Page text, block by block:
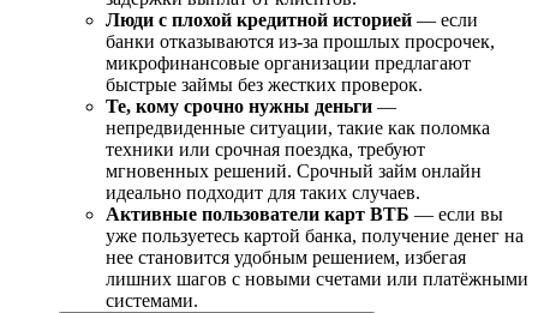
Люди с плохой кредитной историей — если
банки отказываются из-за прошлых просрочек,
микрофинансовые организации предлагают
быстрые займы без жестких проверок.
Те, кому срочно нужны деньги —
непредвиденные ситуации, такие как поломка
техники или срочная поездка, требуют
мгновенных решений. Срочный займ онлайн
идеально подходит для таких случаев.
Активные пользователи карт ВТБ — если вы
уже пользуетесь картой банка, получение денег на
нее становится удобным решением, избегая
лишних шагов с новыми счетами или платёжными
системами.